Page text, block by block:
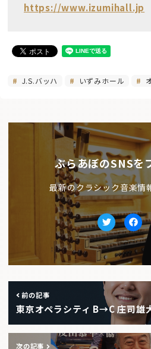
https://www.izumihall.jp
J.S.バッハ いずみホール
ぶらあぼのSNSを
最新のクラシック音楽情
Twitter
前の記事
東京オペラシティ B→C 庄司雄
次の記事